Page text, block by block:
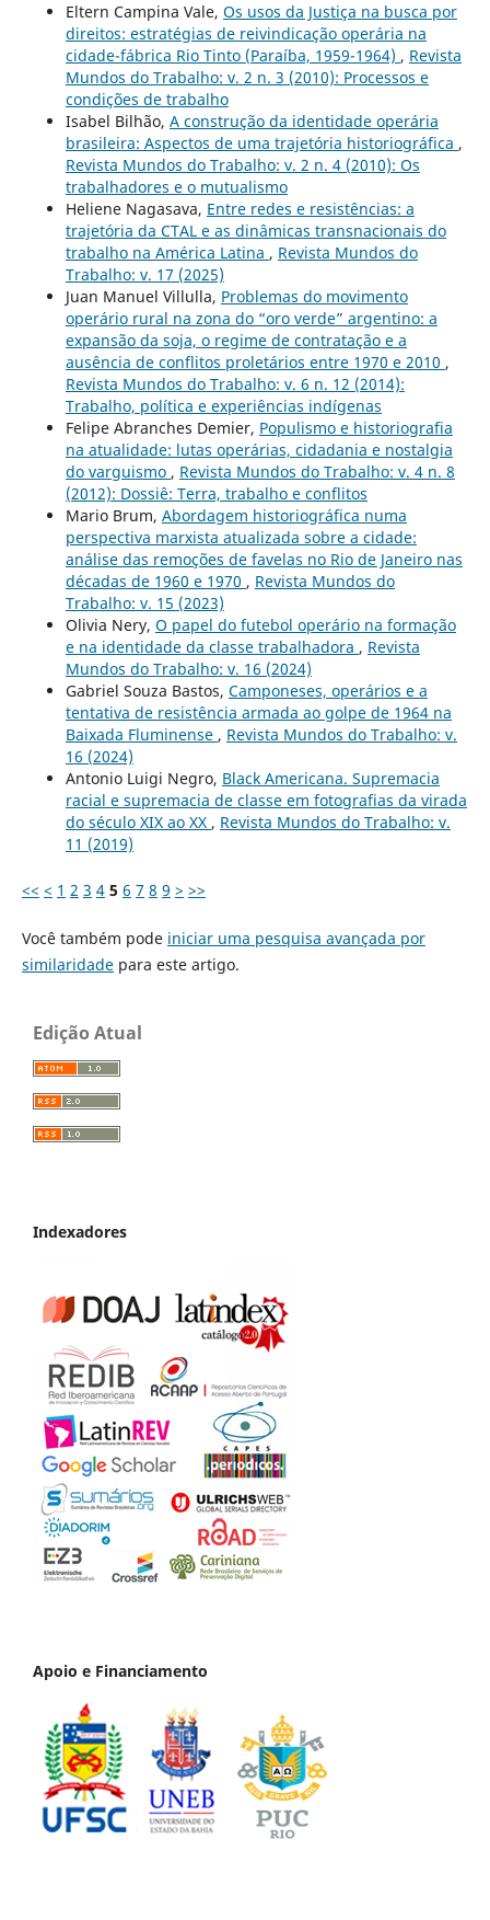
Eltern Campina Vale, Os usos da Justiça na busca por
direitos: estratégias de reivindicação operária na
cidade-fábrica Rio Tinto (Paraíba, 1959-1964) , Revista
Mundos do Trabalho: v. 2 n. 3 (2010): Processos e
condições de trabalho
Isabel Bilhão, A construção da identidade operária
brasileira: Aspectos de uma trajetória historiográfica ,
Revista Mundos do Trabalho: v. 2 n. 4 (2010): Os
trabalhadores e o mutualismo
Heliene Nagasava, Entre redes e resistências: a
trajetória da CTAL e as dinâmicas transnacionais do
trabalho na América Latina , Revista Mundos do
Trabalho: v. 17 (2025)
Juan Manuel Villulla, Problemas do movimento
operário rural na zona do “oro verde” argentino: a
expansão da soja, o regime de contratação e a
ausência de conflitos proletários entre 1970 e 2010 ,
Revista Mundos do Trabalho: v. 6 n. 12 (2014):
Trabalho, política e experiências indígenas
Felipe Abranches Demier, Populismo e historiografia
na atualidade: lutas operárias, cidadania e nostalgia
do varguismo , Revista Mundos do Trabalho: v. 4 n. 8
(2012): Dossiê: Terra, trabalho e conflitos
Mario Brum, Abordagem historiográfica numa
perspectiva marxista atualizada sobre a cidade:
análise das remoções de favelas no Rio de Janeiro nas
décadas de 1960 e 1970 , Revista Mundos do
Trabalho: v. 15 (2023)
Olivia Nery, O papel do futebol operário na formação
e na identidade da classe trabalhadora , Revista
Mundos do Trabalho: v. 16 (2024)
Gabriel Souza Bastos, Camponeses, operários e a
tentativa de resistência armada ao golpe de 1964 na
Baixada Fluminense , Revista Mundos do Trabalho: v.
16 (2024)
Antonio Luigi Negro, Black Americana. Supremacia
racial e supremacia de classe em fotografias da virada
do século XIX ao XX , Revista Mundos do Trabalho: v.
11 (2019)
<< < 1 2 3 4 5 6 7 8 9 > >>
Você também pode iniciar uma pesquisa avançada por
similaridadepara este artigo.
Edição Atual
Indexadores
Apoio e Financiamento